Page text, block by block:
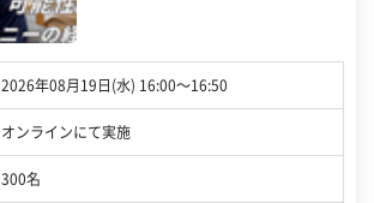
2026年08月19日(水) 16:00〜16:50
オンラインにて実施
300名